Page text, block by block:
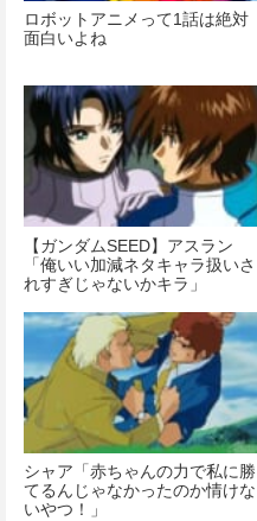
ロボットアニメって1話は絶対
面白いよね
【ガンダムSEED】アスラン
「俺いい加減ネタキャラ扱いさ
れすぎじゃないかキラ」
シャア「赤ちゃんの力で私に勝
てるんじゃなかったのか情けな
いやつ！」